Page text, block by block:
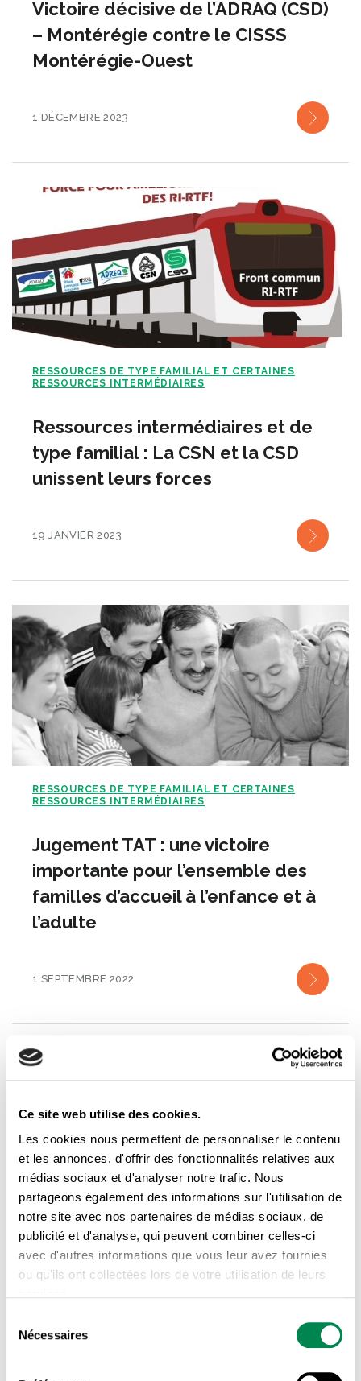
Ce site web utilise des cookies.
Les cookies nous permettent de personnaliser le contenu
et les annonces, d'offrir des fonctionnalités relatives aux
médias sociaux et d'analyser notre trafic. Nous
partageons également des informations sur l'utilisation de
notre site avec nos partenaires de médias sociaux, de
publicité et d'analyse, qui peuvent combiner celles-ci
avec d'autres informations que vous leur avez fournies
ou qu'ils ont collectées lors de votre utilisation de leurs
Nécessaires
Victoire décisive de l’ADRAQ (CSD)
– Montérégie contre le CISSS
Montérégie-Ouest
1 DÉCEMBRE 2023
RESSOURCES DE TYPE FAMILIAL ET CERTAINES
RESSOURCES INTERMÉDIAIRES
Ressources intermédiaires et de
type familial : La CSN et la CSD
unissent leurs forces
19 JANVIER 2023
RESSOURCES DE TYPE FAMILIAL ET CERTAINES
RESSOURCES INTERMÉDIAIRES
Jugement TAT : une victoire
importante pour l’ensemble des
familles d’accueil à l’enfance et à
l’adulte
1 SEPTEMBRE 2022
RESSOURCES DE TYPE FAMILIAL ET CERTAINES
RESSOURCES INTERMÉDIAIRES
La Cour supérieure permet aux
d’égal à égal avec le